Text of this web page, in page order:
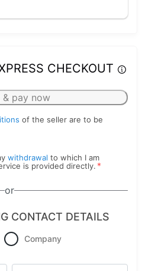
CHECKOUT
pay now
of the seller are to be
withdrawal to which I am
is provided directly. *
or
CONTACT DETAILS
Company